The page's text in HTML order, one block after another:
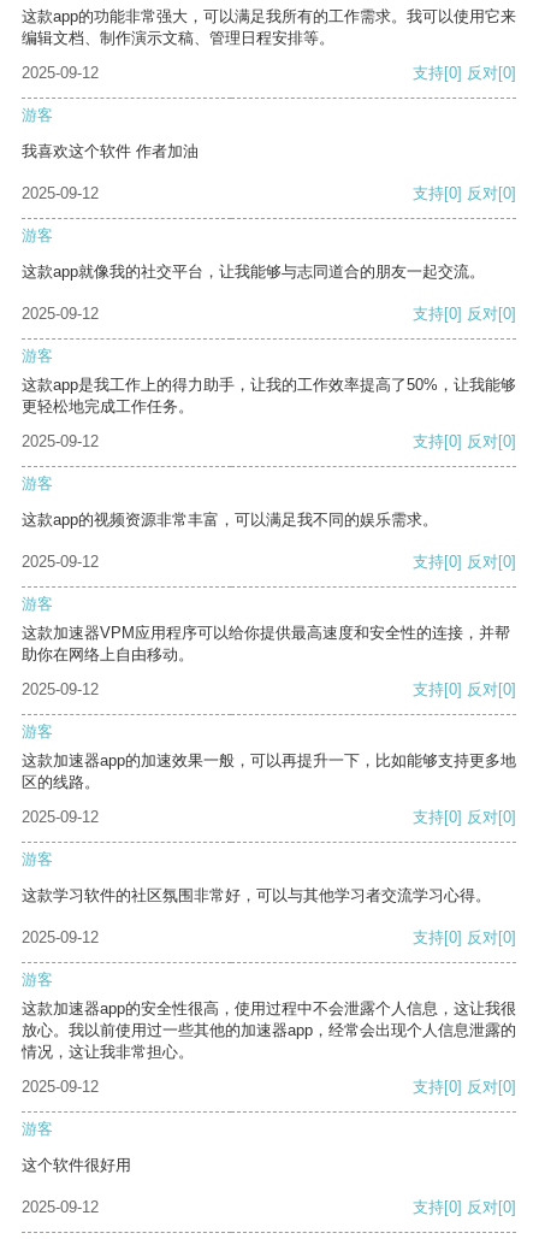
这款app的功能非常强大，可以满足我所有的工作需求。我可以使用它来
编辑文档、制作演示文稿、管理日程安排等。
2025-09-12
支持[0] 反对[0]
游客
我喜欢这个软件 作者加油
2025-09-12 支持[0] 反对[0]
游客
这款app就像我的社交平台，让我能够与志同道合的朋友一起交流。
2025-09-12 支持[0] 反对[0]
游客
这款app是我工作上的得力助手，让我的工作效率提高了50%，让我能够
更轻松地完成工作任务。
2025-09-12
支持[0] 反对[0]
游客
这款app的视频资源非常丰富，可以满足我不同的娱乐需求。
2025-09-12 支持[0] 反对[0]
游客
这款加速器VPM应用程序可以给你提供最高速度和安全性的连接，并帮
助你在网络上自由移动。
2025-09-12
支持[0] 反对[0]
游客
这款加速器app的加速效果一般，可以再提升一下，比如能够支持更多地
区的线路。
2025-09-12
支持[0] 反对[0]
游客
这款学习软件的社区氛围非常好，可以与其他学习者交流学习心得。
2025-09-12 支持[0] 反对[0]
游客
这款加速器app的安全性很高，使用过程中不会泄露个人信息，这让我很
放心。我以前使用过一些其他的加速器app，经常会出现个人信息泄露的
情况，这让我非常担心。
2025-09-12
支持[0] 反对[0]
游客
这个软件很好用
2025-09-12 支持[0] 反对[0]